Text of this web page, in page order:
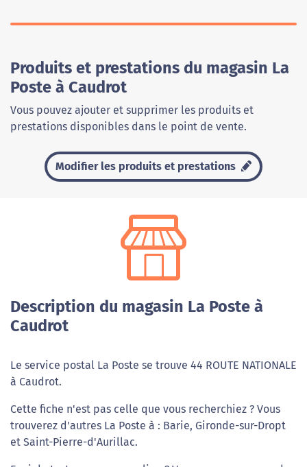
Produits et prestations du magasin La
Poste à Caudrot
Vous pouvez ajouter et supprimer les produits et
prestations disponibles dans le point de vente.
Modifier les produits et prestations
Description du magasin La Poste à
Caudrot
Le service postal La Poste se trouve 44 ROUTE NATIONALE
à Caudrot.
Cette fiche n'est pas celle que vous recherchiez ? Vous
trouverez d'autres La Poste à : Barie, Gironde-sur-Dropt
et Saint-Pierre-d'Aurillac.